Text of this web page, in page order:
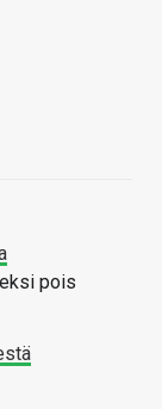
pois